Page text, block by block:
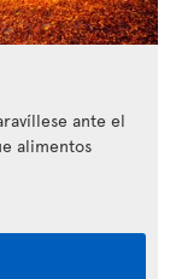
ante el
alimentos